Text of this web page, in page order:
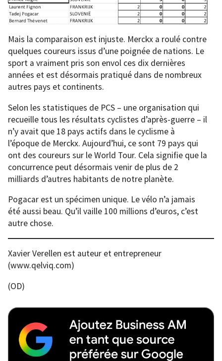
Mais la comparaison est injuste. Merckx a roulé contre
quelques coureurs issus d’une poignée de nations. Le
sport a vraiment pris son envol ces dix dernières
années et est désormais pratiqué dans de nombreux
autres pays et continents.
Selon les statistiques de PCS – une organisation qui
recueille tous les résultats cyclistes d’après-guerre – il
n’y avait que 18 pays actifs dans le cyclisme à
l’époque de Merckx. Aujourd’hui, ce sont 79 pays qui
ont des coureurs sur le World Tour. Cela signifie que la
concurrence peut désormais venir de plus de 2
milliards d’autres habitants de notre planète.
Pogacar est un spécimen unique. Le vélo n’a jamais
été aussi beau. Qu’il vaille 100 millions d’euros, c’est
autre chose.
Xavier Verellen est auteur et entrepreneur
(www.qelviq.com)
(OD)